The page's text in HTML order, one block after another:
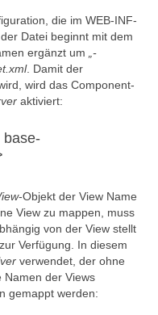
die im WEB-INF-
Datei beginnt mit dem
ergänzt um
„-
. Damit der
wird das Component-
aktiviert:
base-
-Objekt der View Name
View zu mappen, muss
von der View stellt
Verfügung. In diesem
verwendet, der ohne
Namen der Views
gemappt werden: